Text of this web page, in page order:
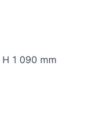
1 090 mm